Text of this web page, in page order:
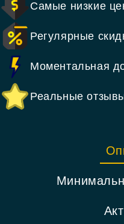
Самые низкие
Регулярные
Моментальная
Реальные